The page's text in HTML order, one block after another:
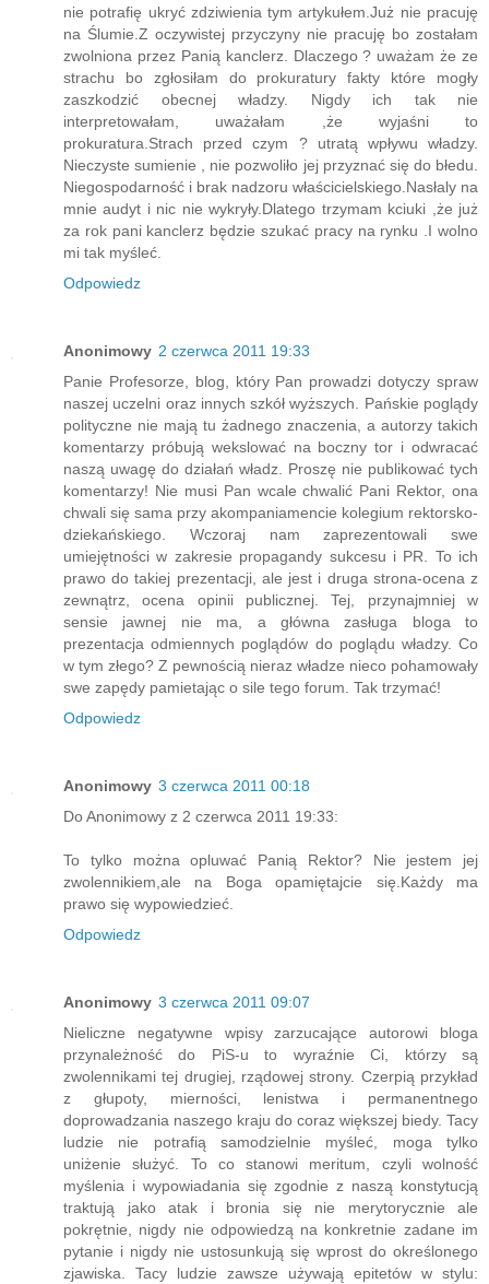
nie potrafię ukryć zdziwienia tym artykułem.Już nie pracuję
na Ślumie.Z oczywistej przyczyny nie pracuję bo zostałam
zwolniona przez Panią kanclerz. Dlaczego ? uważam że ze
strachu bo zgłosiłam do prokuratury fakty które mogły
zaszkodzić obecnej władzy. Nigdy ich tak nie
interpretowałam, uważałam ,że wyjaśni to
prokuratura.Strach przed czym ? utratą wpływu władzy.
Nieczyste sumienie , nie pozwoliło jej przyznać się do błedu.
Niegospodarność i brak nadzoru właścicielskiego.Nasłaly na
mnie audyt i nic nie wykryły.Dlatego trzymam kciuki ,że już
za rok pani kanclerz będzie szukać pracy na rynku .I wolno
mi tak myśleć.
Odpowiedz
Anonimowy 2 czerwca 2011 19:33
Panie Profesorze, blog, który Pan prowadzi dotyczy spraw
naszej uczelni oraz innych szkół wyższych. Pańskie poglądy
polityczne nie mają tu żadnego znaczenia, a autorzy takich
komentarzy próbują wekslować na boczny tor i odwracać
naszą uwagę do działań władz. Proszę nie publikować tych
komentarzy! Nie musi Pan wcale chwalić Pani Rektor, ona
chwali się sama przy akompaniamencie kolegium rektorsko-
dziekańskiego. Wczoraj nam zaprezentowali swe
umiejętności w zakresie propagandy sukcesu i PR. To ich
prawo do takiej prezentacji, ale jest i druga strona-ocena z
zewnątrz, ocena opinii publicznej. Tej, przynajmniej w
sensie jawnej nie ma, a główna zasługa bloga to
prezentacja odmiennych poglądów do poglądu władzy. Co
w tym złego? Z pewnością nieraz władze nieco pohamowały
swe zapędy pamietając o sile tego forum. Tak trzymać!
Odpowiedz
Anonimowy 3 czerwca 2011 00:18
Do Anonimowy z 2 czerwca 2011 19:33:
To tylko można opluwać Panią Rektor? Nie jestem jej
zwolennikiem,ale na Boga opamiętajcie się.Każdy ma
prawo się wypowiedzieć.
Odpowiedz
Anonimowy 3 czerwca 2011 09:07
Nieliczne negatywne wpisy zarzucające autorowi bloga
przynależność do PiS-u to wyraźnie Ci, którzy są
zwolennikami tej drugiej, rządowej strony. Czerpią przykład
z głupoty, mierności, lenistwa i permanentnego
doprowadzania naszego kraju do coraz większej biedy. Tacy
ludzie nie potrafią samodzielnie myśleć, moga tylko
uniżenie służyć. To co stanowi meritum, czyli wolność
myślenia i wypowiadania się zgodnie z naszą konstytucją
traktują jako atak i bronia się nie merytorycznie ale
pokrętnie, nigdy nie odpowiedzą na konkretnie zadane im
pytanie i nigdy nie ustosunkują się wprost do określonego
zjawiska. Tacy ludzie zawsze używają epitetów w stylu: